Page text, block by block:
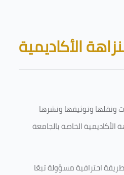
Blocks
الأكاديمية
ونقلها وتوثيقها ونشرها
الخاصة بالجامعة
احترافية مسؤولة تبعًا